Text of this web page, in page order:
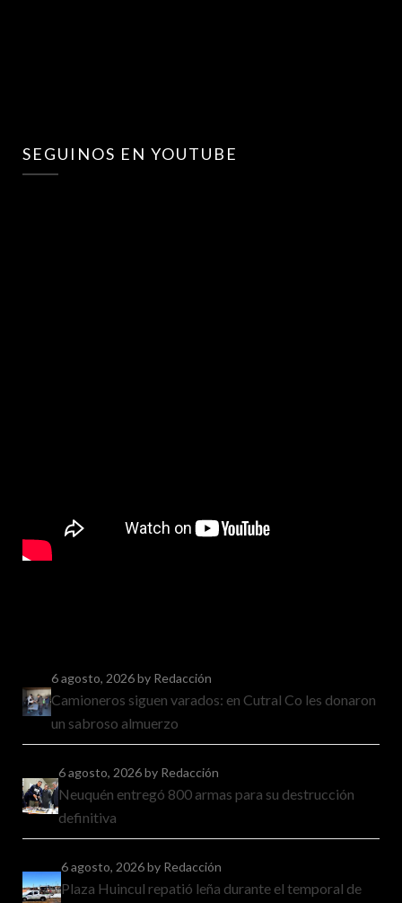
SEGUINOS EN YOUTUBE
6 agosto, 2026by Redacción
Camioneros siguen varados: en Cutral Co les donaron
un sabroso almuerzo
6 agosto, 2026by Redacción
Neuquén entregó 800 armas para su destrucción
definitiva
6 agosto, 2026by Redacción
Plaza Huincul repatió leña durante el temporal de